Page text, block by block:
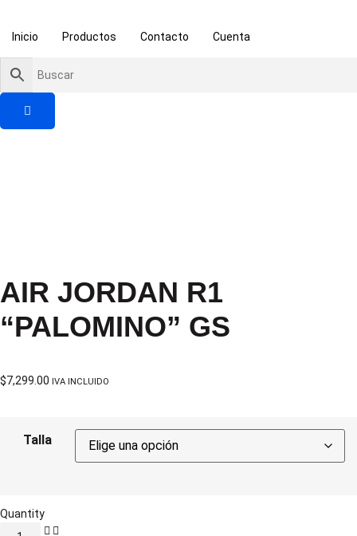
Inicio Productos Contacto Cuenta
AIR JORDAN R1
“PALOMINO” GS
$7,299.00 IVA INCLUIDO
Talla
Quantity